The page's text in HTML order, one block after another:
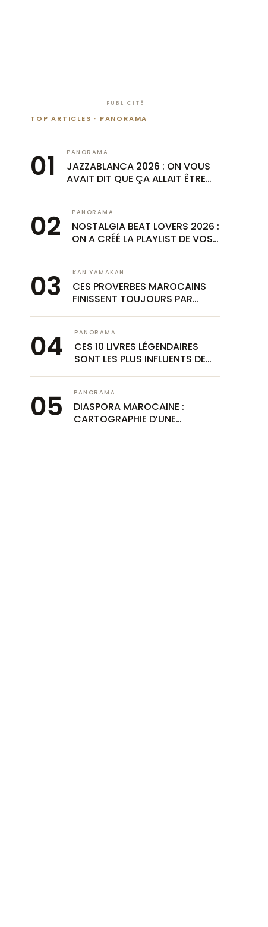
PUBLICITÉ
TOP ARTICLES · PANORAMA
PANORAMA
JAZZABLANCA 2026 : ON VOUS
AVAIT DIT QUE ÇA ALLAIT ÊTRE
PANORAMA
NOSTALGIA BEAT LOVERS 2026 :
ON A CRÉÉ LA PLAYLIST DE VOS
KAN YAMAKAN
CES PROVERBES MAROCAINS
FINISSENT TOUJOURS PAR
PANORAMA
CES 10 LIVRES LÉGENDAIRES
SONT LES PLUS INFLUENTS DE
PANORAMA
DIASPORA MAROCAINE :
CARTOGRAPHIE D’UNE